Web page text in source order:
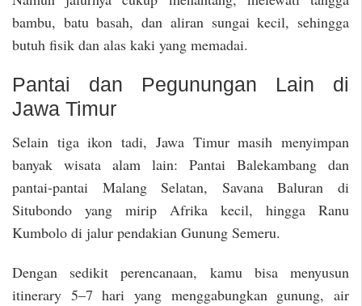
bambu, batu basah, dan aliran sungai kecil, sehingga
butuh fisik dan alas kaki yang memadai.
Pantai dan Pegunungan Lain di
Jawa Timur
Selain tiga ikon tadi, Jawa Timur masih menyimpan
banyak wisata alam lain: Pantai Balekambang dan
pantai-pantai Malang Selatan, Savana Baluran di
Situbondo yang mirip Afrika kecil, hingga Ranu
Kumbolo di jalur pendakian Gunung Semeru.
Dengan sedikit perencanaan, kamu bisa menyusun
itinerary 5–7 hari yang menggabungkan gunung, air